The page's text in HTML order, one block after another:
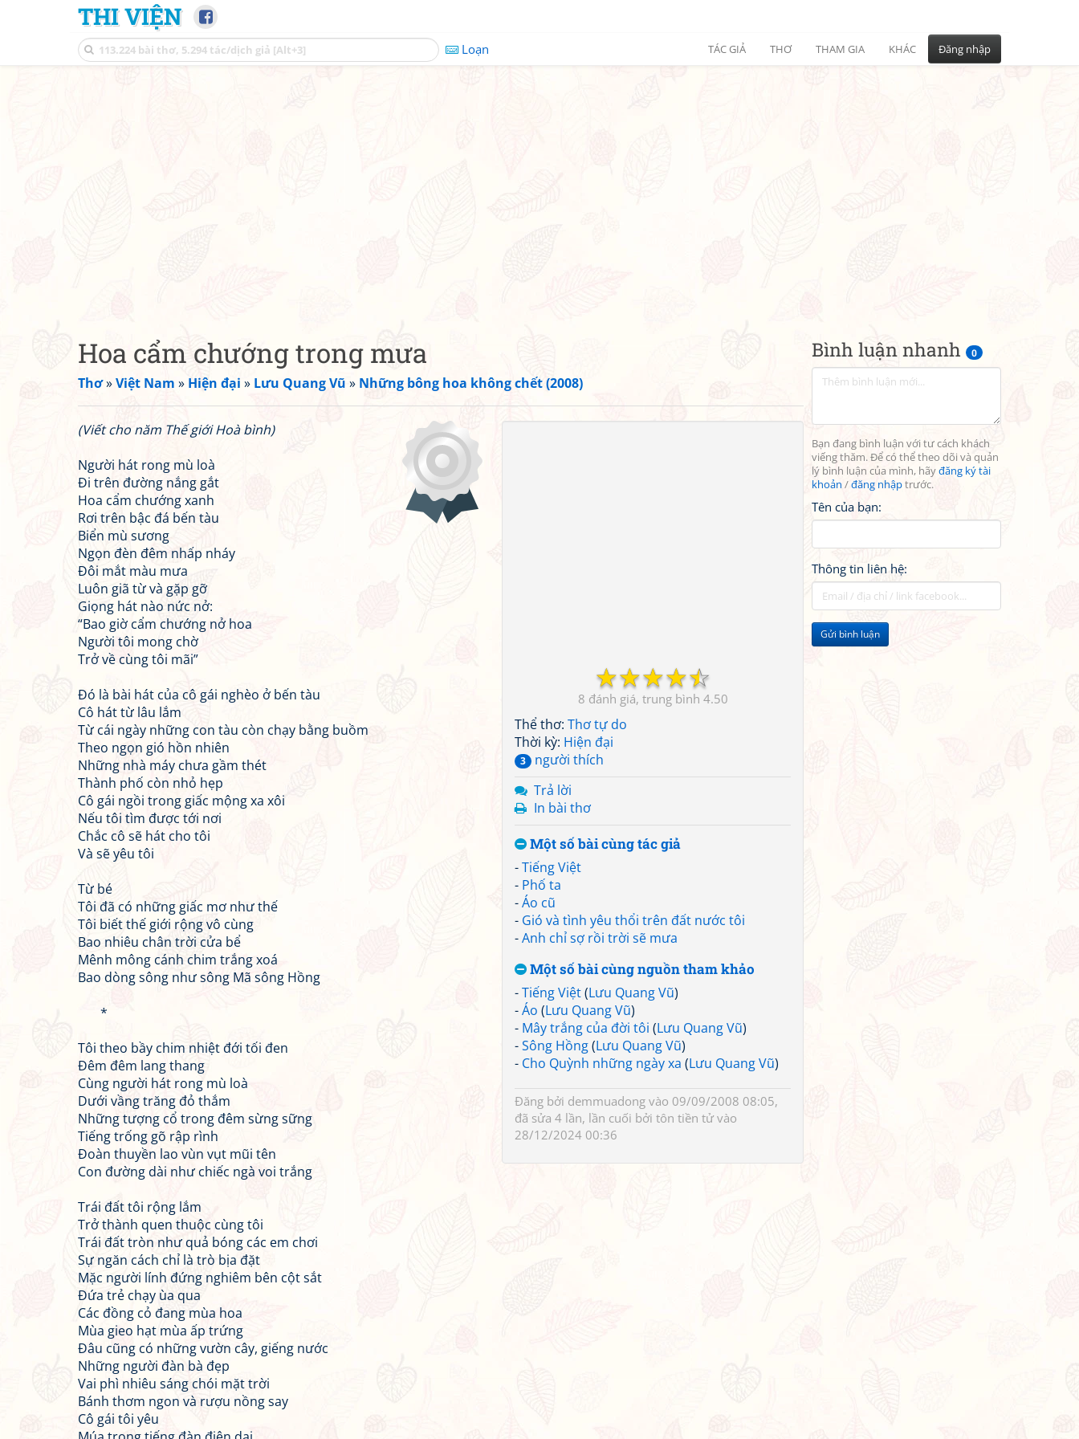
THI VIỆN
Loạn TÁC GIẢ THƠ THAM GIA KHÁC Đăng nhập
Bình luận nhanh 0
Bạn đang bình luận với tư cách khách
viếng thăm. Để có thể theo dõi và quản
lý bình luận của mình, hãyđăng ký tài
khoản /đăng nhậptrước.
Tên của bạn:
Thông tin liên hệ:
Gửi bình luận
Hoa cẩm chướng trong mưa
Thơ»Việt Nam » Hiện đại » Lưu Quang Vũ » Những bông hoa không chết (2008)
☆
☆
☆
☆
☆
8 4.50
Thể thơ: Thơ tự do
Thời kỳ: Hiện đại
3
người thích
Trả lời
In bài thơ
Một số bài cùng tác giả
-Tiếng Việt
- Phố ta
-Áo cũ
- Gió và tình yêu thổi trên đất nước tôi
-Anh chỉ sợ rồi trời sẽ mưa
Một số bài cùng nguồn tham khảo
-Tiếng Việt(Lưu Quang Vũ)
-Áo (Lưu Quang Vũ)
- Mây trắng của đời tôi (Lưu Quang Vũ)
-Sông Hồng(Lưu Quang Vũ)
- Cho Quỳnh những ngày xa (Lưu Quang Vũ)
Đăng bởi demmuadong vào 09/09/2008 08:05,
đã sửa 4 lần, lần cuối bởi tôn tiền tửvào
28/12/2024 00:36
(Viết cho năm Thế giới Hoà bình)
Người hát rong mù loà
Đi trên đường nắng gắt
Hoa cẩm chướng xanh
Rơi trên bậc đá bến tàu
Biển mù sương
Ngọn đèn đêm nhấp nháy
Đôi mắt màu mưa
Luôn giã từ và gặp gỡ
Giọng hát nào nức nở:
“Bao giờ cẩm chướng nở hoa
Người tôi mong chờ
Trở về cùng tôi mãi”
Đó là bài hát của cô gái nghèo ở bến tàu
Cô hát từ lâu lắm
Từ cái ngày những con tàu còn chạy bằng buồm
Theo ngọn gió hồn nhiên
Những nhà máy chưa gầm thét
Thành phố còn nhỏ hẹp
Cô gái ngồi trong giấc mộng xa xôi
Nếu tôi tìm được tới nơi
Chắc cô sẽ hát cho tôi
Và sẽ yêu tôi
Từ bé
Tôi đã có những giấc mơ như thế
Tôi biết thế giới rộng vô cùng
Bao nhiêu chân trời cửa bể
Mênh mông cánh chim trắng xoá
Bao dòng sông như sông Mã sông Hồng
*
Tôi theo bầy chim nhiệt đới tối đen
Đêm đêm lang thang
Cùng người hát rong mù loà
Dưới vầng trăng đỏ thắm
Những tượng cổ trong đêm sừng sững
Tiếng trống gõ rập rình
Đoàn thuyền lao vùn vụt mũi tên
Con đường dài như chiếc ngà voi trắng
Trái đất tôi rộng lắm
Trở thành quen thuộc cùng tôi
Trái đất tròn như quả bóng các em chơi
Sự ngăn cách chỉ là trò bịa đặt
Mặc người lính đứng nghiêm bên cột sắt
Đứa trẻ chạy ùa qua
Các đồng cỏ đang mùa hoa
Mùa gieo hạt mùa ấp trứng
Đâu cũng có những vườn cây, giếng nước
Những người đàn bà đẹp
Vai phì nhiêu sáng chói mặt trời
Bánh thơm ngon và rượu nồng say
Cô gái tôi yêu